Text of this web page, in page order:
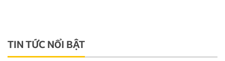
TIN TỨC NỔI BẬT